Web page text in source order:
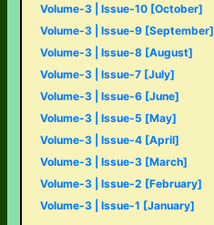
Volume-3 | Issue-10 [October]
Volume-3 | Issue-9 [September]
Volume-3 | Issue-8 [August]
Volume-3 | Issue-7 [July]
Volume-3 | Issue-6 [June]
Volume-3 | Issue-5 [May]
Volume-3 | Issue-4 [April]
Volume-3 | Issue-3 [March]
Volume-3 | Issue-2 [February]
Volume-3 | Issue-1 [January]